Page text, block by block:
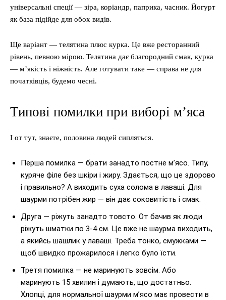
універсальні спеції — зіра, коріандр, паприка, часник. Йогурт
як база підійде для обох видів.
Ще варіант — телятина плюс курка. Це вже ресторанний
рівень, певною мірою. Телятина дає благородний смак, курка
— м’якість і ніжність. Але готувати таке — справа не для
початківців, будемо чесні.
Типові помилки при виборі м’яса
І от тут, знаєте, половина людей сипляться.
Перша помилка — брати занадто постне м’ясо. Типу,
куряче філе без шкіри і жиру. Здається, що це здорово
і правильно? А виходить суха солома в лаваші. Для
шаурми потрібен жир — він дає соковитість і смак.
Друга — ріжуть занадто товсто. От бачив як люди
ріжуть шматки по 3-4 см. Це вже не шаурма виходить,
а якийсь шашлик у лаваші. Треба тонко, смужками —
щоб швидко прожарилося і легко було їсти.
Третя помилка — не маринують зовсім. Або
маринують 15 хвилин і думають, що достатньо.
Хлопці, для нормальної шаурми м’ясо має провести в